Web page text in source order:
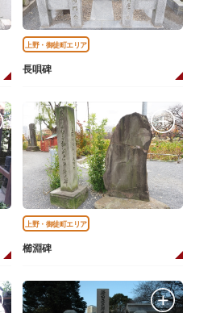
上野・御徒町エリア
長唄碑
上野・御徒町エリア
櫛淵碑